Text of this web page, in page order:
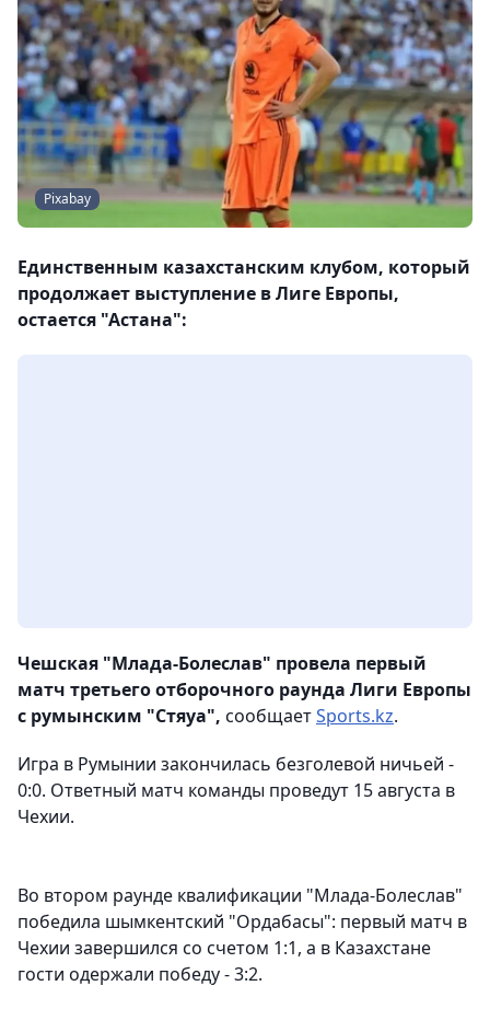
Pixabay
Единственным казахстанским клубом, который
продолжает выступление в Лиге Европы,
остается "Астана":
Чешская "Млада-Болеслав" провела первый
матч третьего отборочного раунда Лиги Европы
с румынским "Стяуа", сообщаетSports.kz.
Игра в Румынии закончилась безголевой ничьей -
0:0. Ответный матч команды проведут 15 августа в
Чехии.
Во втором раунде квалификации "Млада-Болеслав"
победила шымкентский "Ордабасы": первый матч в
Чехии завершился со счетом 1:1, а в Казахстане
гости одержали победу - 3:2.